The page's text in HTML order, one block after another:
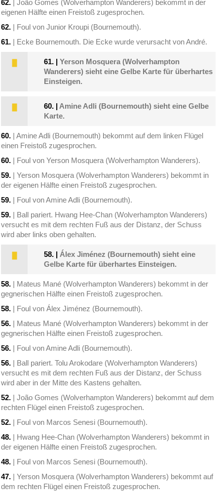
62. | João Gomes (Wolverhampton Wanderers) bekommt in der
eigenen Hälfte einen Freistoß zugesprochen.
62. | Foul von Junior Kroupi (Bournemouth).
61. | Ecke Bournemouth. Die Ecke wurde verursacht von André.
61. |Yerson Mosquera (Wolverhampton
Wanderers) sieht eine Gelbe Karte für überhartes
Einsteigen.
60. | Amine Adli (Bournemouth) sieht eine Gelbe
Karte.
60. | Amine Adli (Bournemouth) bekommt auf dem linken Flügel
einen Freistoß zugesprochen.
60. | Foul von Yerson Mosquera (Wolverhampton Wanderers).
59. | Yerson Mosquera (Wolverhampton Wanderers) bekommt in
der eigenen Hälfte einen Freistoß zugesprochen.
59. | Foul von Amine Adli (Bournemouth).
59. | Ball pariert. Hwang Hee-Chan (Wolverhampton Wanderers)
versucht es mit dem rechten Fuß aus der Distanz, der Schuss
wird aber links oben gehalten.
58. | Álex Jiménez (Bournemouth) sieht eine
Gelbe Karte für überhartes Einsteigen.
58. | Mateus Mané (Wolverhampton Wanderers) bekommt in der
gegnerischen Hälfte einen Freistoß zugesprochen.
58. | Foul von Álex Jiménez (Bournemouth).
56. | Mateus Mané (Wolverhampton Wanderers) bekommt in der
gegnerischen Hälfte einen Freistoß zugesprochen.
56. | Foul von Amine Adli (Bournemouth).
56. | Ball pariert. Tolu Arokodare (Wolverhampton Wanderers)
versucht es mit dem rechten Fuß aus der Distanz, der Schuss
wird aber in der Mitte des Kastens gehalten.
52. | João Gomes (Wolverhampton Wanderers) bekommt auf dem
rechten Flügel einen Freistoß zugesprochen.
52. | Foul von Marcos Senesi (Bournemouth).
48. | Hwang Hee-Chan (Wolverhampton Wanderers) bekommt in
der eigenen Hälfte einen Freistoß zugesprochen.
48. | Foul von Marcos Senesi (Bournemouth).
47. | Yerson Mosquera (Wolverhampton Wanderers) bekommt auf
dem rechten Flügel einen Freistoß zugesprochen.